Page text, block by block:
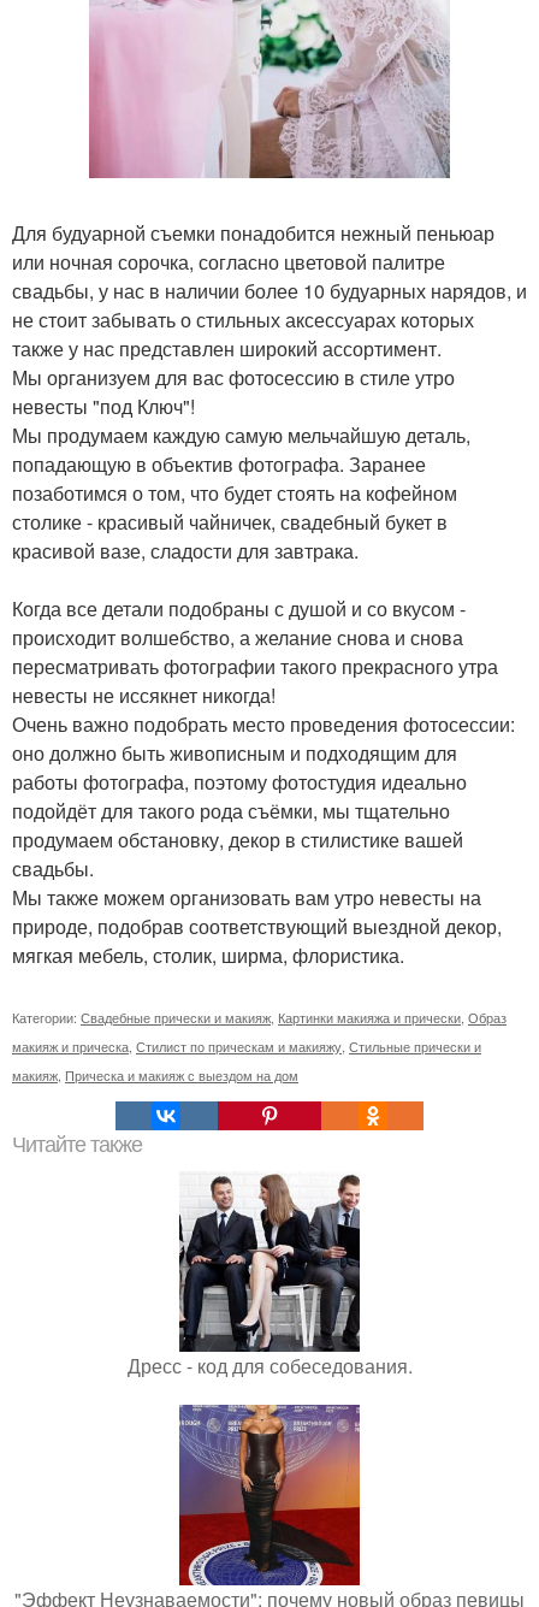
Для будуарной съемки понадобится нежный пеньюар
или ночная сорочка, согласно цветовой палитре
свадьбы, у нас в наличии более 10 будуарных нарядов, и
не стоит забывать о стильных аксессуарах которых
также у нас представлен широкий ассортимент.
Мы организуем для вас фотосессию в стиле утро
невесты "под Ключ"!
Мы продумаем каждую самую мельчайшую деталь,
попадающую в объектив фотографа. Заранее
позаботимся о том, что будет стоять на кофейном
столике - красивый чайничек, свадебный букет в
красивой вазе, сладости для завтрака.
Когда все детали подобраны с душой и со вкусом -
происходит волшебство, а желание снова и снова
пересматривать фотографии такого прекрасного утра
невесты не иссякнет никогда!
Очень важно подобрать место проведения фотосессии:
оно должно быть живописным и подходящим для
работы фотографа, поэтому фотостудия идеально
подойдёт для такого рода съёмки, мы тщательно
продумаем обстановку, декор в стилистике вашей
свадьбы.
Мы также можем организовать вам утро невесты на
природе, подобрав соответствующий выездной декор,
мягкая мебель, столик, ширма, флористика.
Категории: Свадебные прически и макияж, Картинки макияжа и прически, Образ
макияж и прическа, Стилист по прическам и макияжу, Стильные прически и
макияж, Прическа и макияж с выездом на дом
Читайте также
Дресс - код для собеседования.
"Эффект Неузнаваемости": почему новый образ певицы